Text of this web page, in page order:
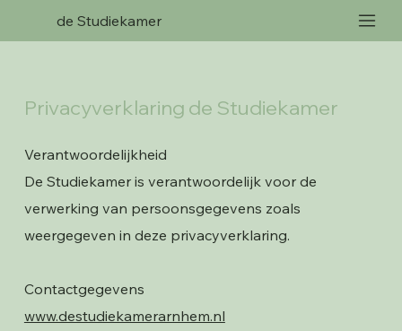
de Studiekamer
Privacyverklaring de Studiekamer
Verantwoordelijkheid
De Studiekamer is verantwoordelijk voor de
verwerking van persoonsgegevens zoals
weergegeven in deze privacyverklaring.
Contactgegevens
www.destudiekamerarnhem.nl